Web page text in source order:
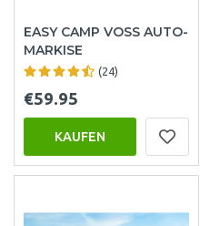
EASY CAMP VOSS AUTO-
MARKISE
(24)
€59.95
KAUFEN